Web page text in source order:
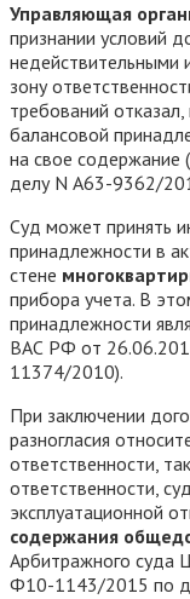
Управляющая
признании условий
недействительными
зону
требований
балансовой
на свое содержание
делу N А63-9362/
Суд может принять
принадлежности в
стене
прибора учета. В
принадлежности
ВАС РФ от
11374/2010).
При заключении
разногласия
ответственности,
ответственности,
эксплуатационной
содержания
Арбитражного суда
Ф10-1143/2015 по